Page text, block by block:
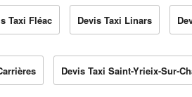
Taxi Fléac Devis Taxi Linars
Devis Taxi Saint-Yrieix-Sur-